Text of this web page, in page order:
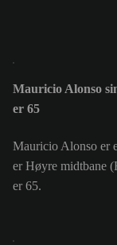
Mauricio Alonso
er 65
Mauricio Alonso er
er Høyre midtbane
er 65.